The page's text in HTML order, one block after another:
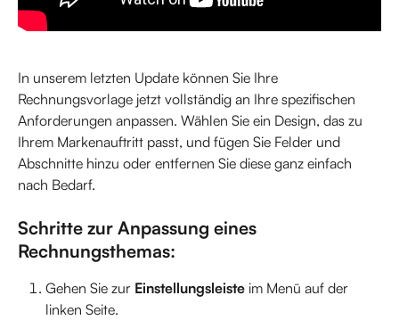
In unserem letzten Update können Sie Ihre
Rechnungsvorlage jetzt vollständig an Ihre spezifischen
Anforderungen anpassen. Wählen Sie ein Design, das zu
Ihrem Markenauftritt passt, und fügen Sie Felder und
Abschnitte hinzu oder entfernen Sie diese ganz einfach
nach Bedarf.
Schritte zur Anpassung eines
Rechnungsthemas:
Gehen Sie zur Einstellungsleiste im Menü auf der
linken Seite.